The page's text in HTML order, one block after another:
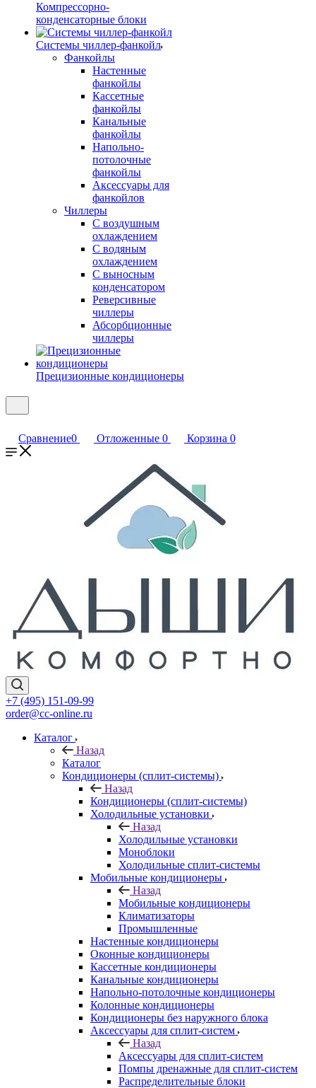
Компрессорно-
конденсаторные блоки
Системы чиллер-фанкойл
Фанкойлы
Настенные
фанкойлы
Кассетные
фанкойлы
Канальные
фанкойлы
Напольно-
потолочные
фанкойлы
Аксессуары для
фанкойлов
Чиллеры
С воздушным
охлаждением
С водяным
охлаждением
С выносным
конденсатором
Реверсивные
чиллеры
Абсорбционные
чиллеры
Прецизионные кондиционеры
Сравнение0 Отложенные 0 Корзина 0
+7 (495) 151-09-99
order@cc-online.ru
Каталог
Назад
Каталог
Кондиционеры (сплит-системы)
Назад
Кондиционеры (сплит-системы)
Холодильные установки
Назад
Холодильные установки
Моноблоки
Холодильные сплит-системы
Мобильные кондиционеры
Назад
Мобильные кондиционеры
Климатизаторы
Промышленные
Настенные кондиционеры
Оконные кондиционеры
Кассетные кондиционеры
Канальные кондиционеры
Напольно-потолочные кондиционеры
Колонные кондиционеры
Кондиционеры без наружного блока
Аксессуары для сплит-систем
Назад
Аксессуары для сплит-систем
Помпы дренажные для сплит-систем
Распределительные блоки